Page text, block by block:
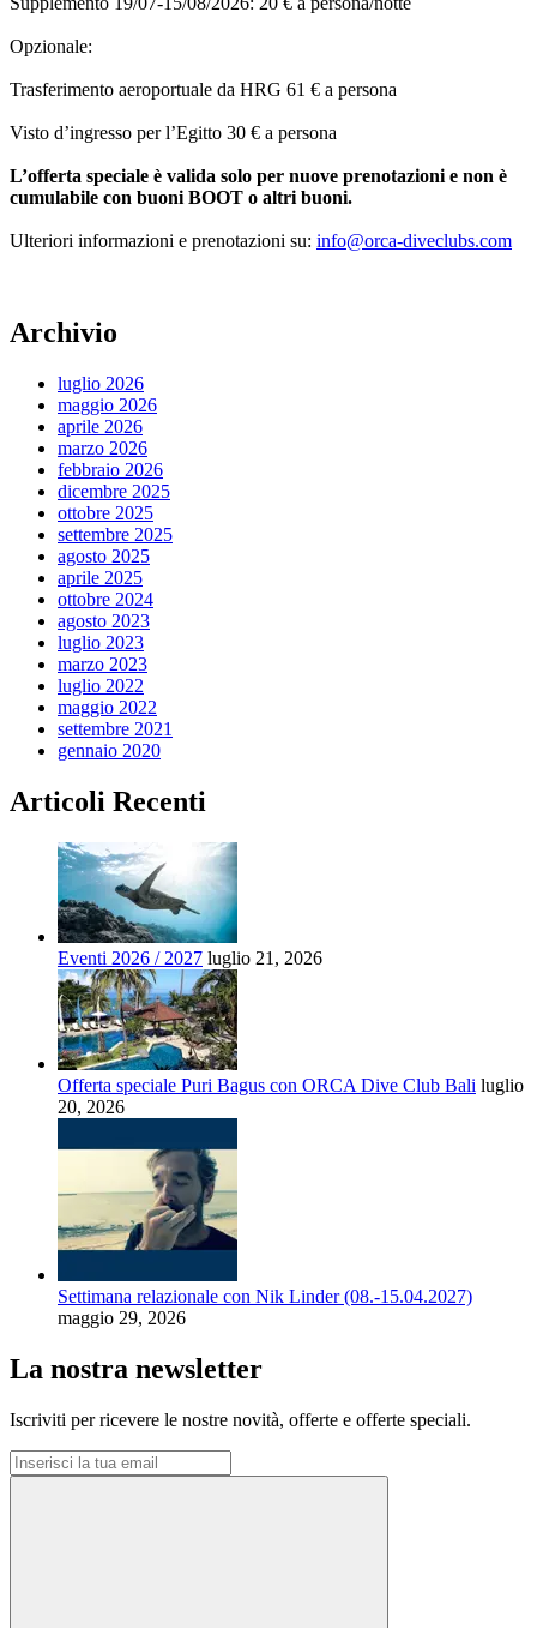
Opzionale:
Trasferimento aeroportuale da HRG 61 € a persona
Visto d’ingresso per l’Egitto 30 € a persona
L’offerta speciale è valida solo per nuove prenotazioni e non è
cumulabile con buoni BOOT o altri buoni.
Ulteriori informazioni e prenotazioni su: info@orca-diveclubs.com
Archivio
luglio 2026
maggio 2026
aprile 2026
marzo 2026
febbraio 2026
dicembre 2025
ottobre 2025
settembre 2025
agosto 2025
aprile 2025
ottobre 2024
agosto 2023
luglio 2023
marzo 2023
luglio 2022
maggio 2022
settembre 2021
gennaio 2020
Articoli Recenti
Eventi 2026 / 2027 luglio 21, 2026
Offerta speciale Puri Bagus con ORCA Dive Club Bali luglio
20, 2026
Settimana relazionale con Nik Linder (08.-15.04.2027)
maggio 29, 2026
La nostra newsletter
Iscriviti per ricevere le nostre novità, offerte e offerte speciali.